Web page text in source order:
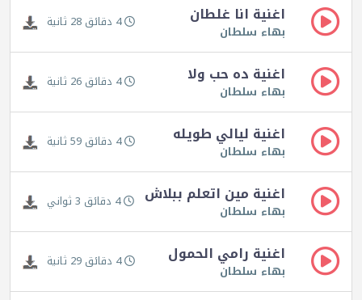
اغنية انا غلطان
بهاء سلطان 4 دقائق 28 ثانية
اغنية ده حب ولا
بهاء سلطان 4 دقائق 26 ثانية
اغنية ليالي طويله
بهاء سلطان 4 دقائق 59 ثانية
اغنية مين اتعلم ببلاش
بهاء سلطان 4 دقائق 3 ثواني
اغنية رامي الحمول
بهاء سلطان 4 دقائق 29 ثانية